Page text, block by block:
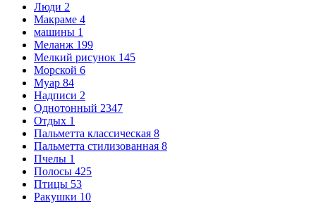
Люди 2
Макраме 4
машины 1
Меланж 199
Мелкий рисунок 145
Морской 6
Муар 84
Надписи 2
Однотонный 2347
Отдых 1
Пальметта классическая 8
Пальметта стилизованная 8
Пчелы 1
Полосы 425
Птицы 53
Ракушки 10